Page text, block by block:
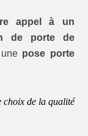
appel à un
de porte de
pose porte
choix de la qualité